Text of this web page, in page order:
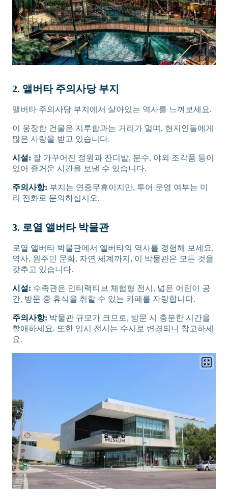
2. 앨버타 주의사당 부지
앨버타 주의사당 부지에서 살아있는 역사를 느껴보세요.
이 웅장한 건물은 지루함과는 거리가 멀며, 현지인들에게
많은 사랑을 받고 있습니다.
시설: 잘 가꾸어진 정원과 잔디밭, 분수, 야외 조각품 등이
있어 즐거운 시간을 보낼 수 있습니다.
주의사항: 부지는 연중무휴이지만, 투어 운영 여부는 미
리 전화로 문의하십시오.
3. 로열 앨버타 박물관
로열 앨버타 박물관에서 앨버타의 역사를 경험해 보세요.
역사, 원주민 문화, 자연 세계까지, 이 박물관은 모든 것을
갖추고 있습니다.
시설: 수족관은 인터랙티브 체험형 전시, 넓은 어린이 공
간, 방문 중 휴식을 취할 수 있는 카페를 자랑합니다.
주의사항: 박물관 규모가 크므로, 방문 시 충분한 시간을
할애하세요. 또한 임시 전시는 수시로 변경되니 참고하세
요.